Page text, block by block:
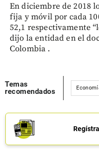
En diciembre de 2018
fija y móvil por cada
52,1 respectivamente
dijo la entidad en el
Colombia .
Temas
recomendados